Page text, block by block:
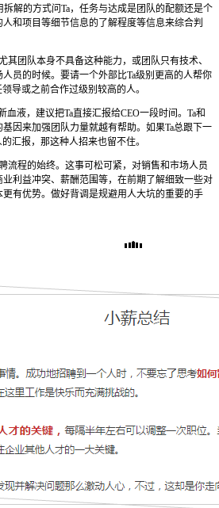
解的方式问Ta，任务与达成是团队的配额还是个
和项目等细节信息的了解程度等信息来综合判
其团队本身不具备这种能力，或团队只有技术、
员的时候。要请一个外部比Ta级别更高的人帮你
导或之前合作过级别较高的人。
血液，建议把Ta直接汇报给CEO一段时间。Ta和
因来加强团队力量就越有帮助。如果Ta总跟下一
汇报，那这种人招来也留不住。
流程的始终。这事可松可紧，对销售和市场人员
利益冲突、薪酬范围等，在前期了解细致一些对
有优势。做好背调是规避用人大坑的重要的手